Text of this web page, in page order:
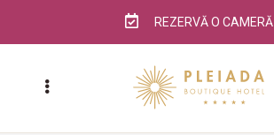
REZERVĂ O CAMERĂ